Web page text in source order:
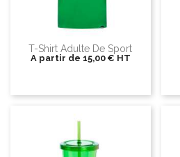
T-Shirt Adulte De Sport
A partir de 15,00 € HT